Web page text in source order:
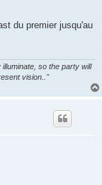
du premier jusqu'au
so the party will
vision.."